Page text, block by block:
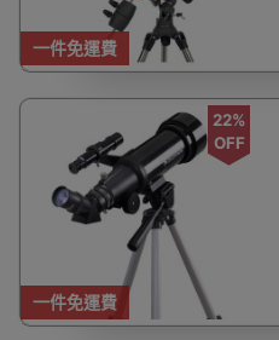
一件免運費
一件免運費
22%
OFF